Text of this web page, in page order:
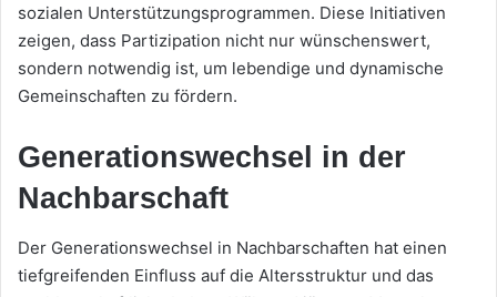
sozialen Unterstützungsprogrammen. Diese Initiativen
zeigen, dass Partizipation nicht nur wünschenswert,
sondern notwendig ist, um lebendige und dynamische
Gemeinschaften zu fördern.
Generationswechsel in der
Nachbarschaft
Der Generationswechsel in Nachbarschaften hat einen
tiefgreifenden Einfluss auf die Altersstruktur und das